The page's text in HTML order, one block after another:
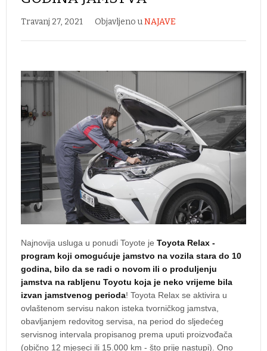
Travanj 27, 2021 Objavljeno uNAJAVE
Najnovija usluga u ponudi Toyote je Toyota Relax -
program koji omogućuje jamstvo na vozila stara do 10
godina, bilo da se radi o novom ili o produljenju
jamstva na rabljenu Toyotu koja je neko vrijeme bila
izvan jamstvenog perioda! Toyota Relax se aktivira u
ovlaštenom servisu nakon isteka tvorničkog jamstva,
obavljanjem redovitog servisa, na period do sljedećeg
servisnog intervala propisanog prema uputi proizvođača
(obično 12 mjeseci ili 15.000 km - što prije nastupi). Ono